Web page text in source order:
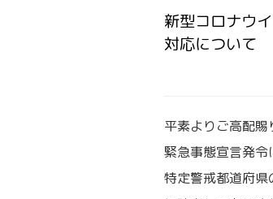
新型コロナウ
対応について
平素よりご高配賜
緊急事態宣言発令
特定警戒都道府